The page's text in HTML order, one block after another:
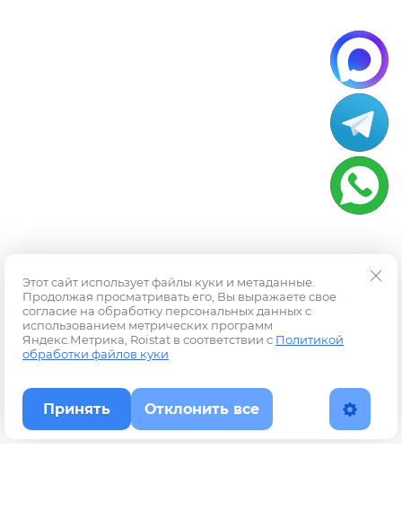
Этот сайт использует файлы куки и метаданные.
Продолжая просматривать его, Вы выражаете свое
согласие на обработку персональных данных с
использованием метрических программ
Яндекс.Метрика, Roistat в соответствии с Политикой
обработки файлов куки
Принять Отклонить все